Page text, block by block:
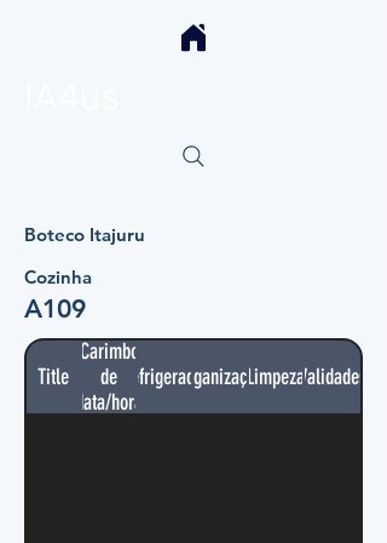
Boteco Itajuru
Cozinha
A109
Title
Carimbo
de
data/hora
RefrigeradorOrganizaçãoLimpezaValidades